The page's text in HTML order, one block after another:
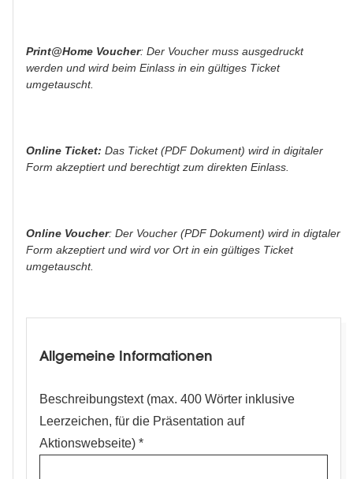
Print@Home Voucher: Der Voucher muss ausgedruckt
werden und wird beim Einlass in ein gültiges Ticket
umgetauscht.
Online Ticket: Das Ticket (PDF Dokument) wird in digitaler
Form akzeptiert und berechtigt zum direkten Einlass.
Online Voucher: Der Voucher (PDF Dokument) wird in digtaler
Form akzeptiert und wird vor Ort in ein gültiges Ticket
umgetauscht.
Allgemeine Informationen
Beschreibungstext (max. 400 Wörter inklusive
Leerzeichen, für die Präsentation auf
Aktionswebseite)